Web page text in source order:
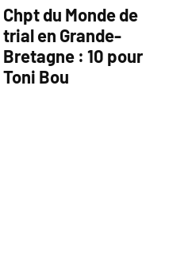
Chpt du Monde de
trial en Grande-
Bretagne : 10 pour
Toni Bou